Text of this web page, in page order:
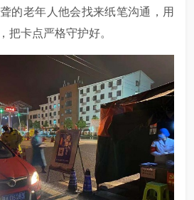
的老年人他会找来纸笔沟通，用
把卡点严格守护好。